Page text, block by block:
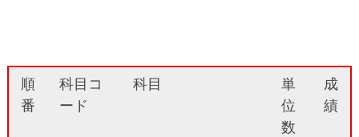
順
番
科目コ
ード
科目
単
位
数
成
績